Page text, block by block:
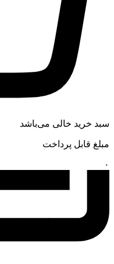
سبد خرید خالی می‌باشد
مبلغ قابل پرداخت
۰